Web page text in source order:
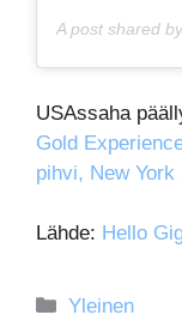
A post shared by
USAssaha
Gold
pihvi, New
Lähde: Hello
Kategoriat
Yleinen